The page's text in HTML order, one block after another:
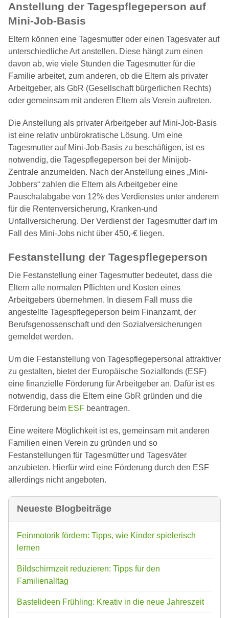
Anstellung der Tagespflegeperson auf
Mini-Job-Basis
Eltern können eine Tagesmutter oder einen Tagesvater auf
unterschiedliche Art anstellen. Diese hängt zum einen
davon ab, wie viele Stunden die Tagesmutter für die
Familie arbeitet, zum anderen, ob die Eltern als privater
Arbeitgeber, als GbR (Gesellschaft bürgerlichen Rechts)
oder gemeinsam mit anderen Eltern als Verein auftreten.
Die Anstellung als privater Arbeitgeber auf Mini-Job-Basis
ist eine relativ unbürokratische Lösung. Um eine
Tagesmutter auf Mini-Job-Basis zu beschäftigen, ist es
notwendig, die Tagespflegeperson bei der Minijob-
Zentrale anzumelden. Nach der Anstellung eines „Mini-
Jobbers“ zahlen die Eltern als Arbeitgeber eine
Pauschalabgabe von 12% des Verdienstes unter anderem
für die Rentenversicherung, Kranken-und
Unfallversicherung. Der Verdienst der Tagesmutter darf im
Fall des Mini-Jobs nicht über 450,-€ liegen.
Festanstellung der Tagespflegeperson
Die Festanstellung einer Tagesmutter bedeutet, dass die
Eltern alle normalen Pflichten und Kosten eines
Arbeitgebers übernehmen. In diesem Fall muss die
angestellte Tagespflegeperson beim Finanzamt, der
Berufsgenossenschaft und den Sozialversicherungen
gemeldet werden.
Um die Festanstellung von Tagespflegepersonal attraktiver
zu gestalten, bietet der Europäische Sozialfonds (ESF)
eine finanzielle Förderung für Arbeitgeber an. Dafür ist es
notwendig, dass die Eltern eine GbR gründen und die
Förderung beim ESF beantragen.
Eine weitere Möglichkeit ist es, gemeinsam mit anderen
Familien einen Verein zu gründen und so
Festanstellungen für Tagesmütter und Tagesväter
anzubieten. Hierfür wird eine Förderung durch den ESF
allerdings nicht angeboten.
Neueste Blogbeiträge
Feinmotorik fördern: Tipps, wie Kinder spielerisch
lernen
Bildschirmzeit reduzieren: Tipps für den
Familienalltag
Bastelideen Frühling: Kreativ in die neue Jahreszeit